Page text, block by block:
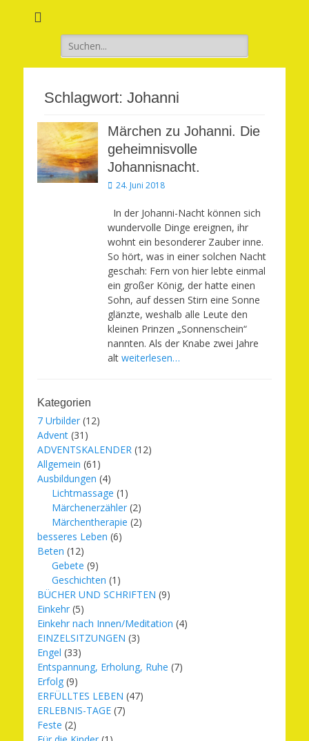
Suchen
nach:
Schlagwort: Johanni
Märchen zu Johanni. Die
geheimnisvolle
Johannisnacht.
Veröffentlicht
24. Juni 2018
In der Johanni-Nacht können sich
wundervolle Dinge ereignen, ihr
wohnt ein besonderer Zauber inne.
So hört, was in einer solchen Nacht
geschah: Fern von hier lebte einmal
ein großer König, der hatte einen
Sohn, auf dessen Stirn eine Sonne
glänzte, weshalb alle Leute den
kleinen Prinzen „Sonnenschein“
nannten. Als der Knabe zwei Jahre
alt weiterlesen…
Kategorien
7 Urbilder (12)
Advent (31)
ADVENTSKALENDER (12)
Allgemein (61)
Ausbildungen (4)
Lichtmassage (1)
Märchenerzähler (2)
Märchentherapie (2)
besseres Leben (6)
Beten (12)
Gebete (9)
Geschichten (1)
BÜCHER UND SCHRIFTEN (9)
Einkehr (5)
Einkehr nach Innen/Meditation (4)
EINZELSITZUNGEN (3)
Engel (33)
Entspannung, Erholung, Ruhe (7)
Erfolg (9)
ERFÜLLTES LEBEN (47)
ERLEBNIS-TAGE (7)
Feste (2)